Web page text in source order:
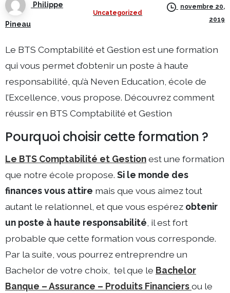
Philippe
Pineau
Uncategorized
novembre 20,
2019
Le BTS Comptabilité et Gestion est une formation
qui vous permet d’obtenir un poste à haute
responsabilité, qu’à Neven Education, école de
l’Excellence, vous propose. Découvrez comment
réussir en BTS Comptabilité et Gestion
Pourquoi choisir cette formation ?
Le BTS Comptabilité et Gestionest une formation
que notre école propose. Si le monde des
finances vous attire mais que vous aimez tout
autant le relationnel, et que vous espérez obtenir
un poste à haute responsabilité , il est fort
probable que cette formation vous corresponde.
Par la suite, vous pourrez entreprendre un
Bachelor de votre choix, tel que le Bachelor
Banque – Assurance – Produits Financiersou le